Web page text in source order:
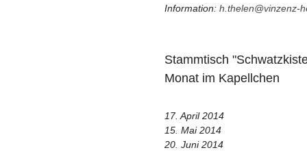
Information: h.thelen@vinzenz-
Stammtisch
Monat im Kapellchen
17. April 2014
15. Mai 2014
20. Juni 2014